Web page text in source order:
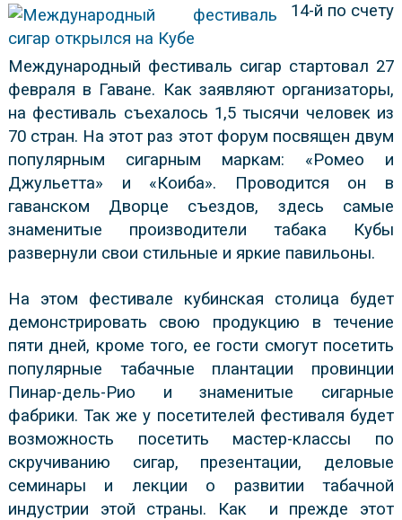
14-й по счету
Международный фестиваль сигар стартовал 27
февраля в Гаване. Как заявляют организаторы,
на фестиваль съехалось 1,5 тысячи человек из
70 стран. На этот раз этот форум посвящен двум
популярным сигарным маркам: «Ромео и
Джульетта» и «Коиба». Проводится он в
гаванском Дворце съездов, здесь самые
знаменитые производители табака Кубы
развернули свои стильные и яркие павильоны.
На этом фестивале кубинская столица будет
демонстрировать свою продукцию в течение
пяти дней, кроме того, ее гости смогут посетить
популярные табачные плантации провинции
Пинар-дель-Рио и знаменитые сигарные
фабрики. Так же у посетителей фестиваля будет
возможность посетить мастер-классы по
скручиванию сигар, презентации, деловые
семинары и лекции о развитии табачной
индустрии этой страны. Как
и прежде этот